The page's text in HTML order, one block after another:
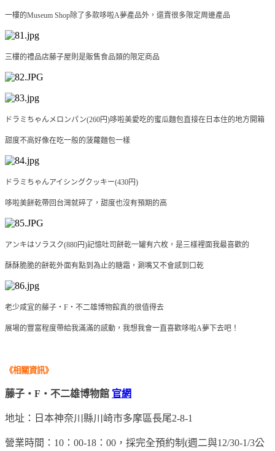
一樓的Museum Shop除了多款哆啦A夢產品外，還賣很多限定周邊產品
三樓的禮品店藤子屋則是販售食品類的限定商品
ドラミちゃんメロンパン(260円)哆啦美愛吃的蜜瓜麵包直接在日本住的地方開箱
甜度不高好像在吃一般的菠蘿麵包一樣
ドラミちゃんアイシングクッキー(430円)
哆啦美餅乾帶回台灣就碎了，甜度也沒有預期的高
アンキはソラスク(880円)記憶吐司餅乾一罐有六枚，是三樣裡面我最喜歡的
酥酥脆脆的餅乾外面有點到為止的糖霜，涮嘴又不會感到口乾
老少咸宜的藤子・F・不二雄博物館真的很值得去
展場的豐富程度帶給我滿滿的感動，我想我會一直喜歡哆啦A夢下去吧！
《相關資訊》
藤子・F・不二雄博物館 官網
地址：日本神奈川縣川崎市多摩區長尾2-8-1
營業時間：10：00-18：00，採完全預約制(週二與12/30-1/3公